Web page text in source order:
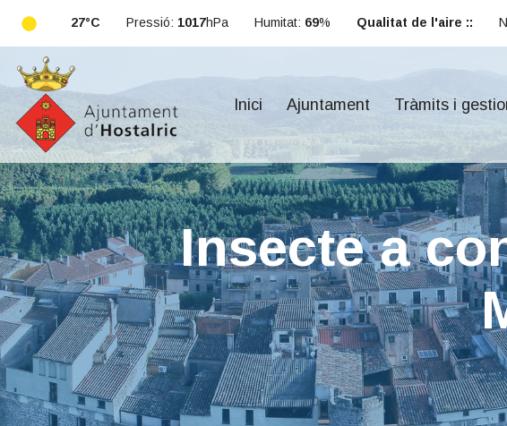
27°C Pressió: 1017hPa Humitat: 69% Qualitat de l'aire ::
Inici Ajuntament Tràmits i
Insecte a